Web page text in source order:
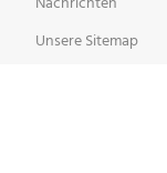
Unsere Sitemap